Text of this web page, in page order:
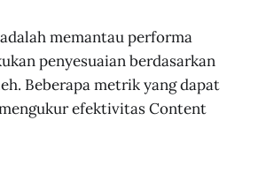
memantau performa
penyesuaian berdasarkan
Beberapa metrik yang dapat
efektivitas Content